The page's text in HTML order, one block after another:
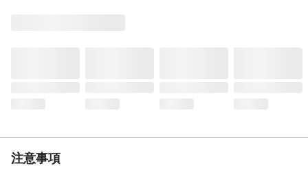
すべって転倒する恐れがありますので、洗
注意事項